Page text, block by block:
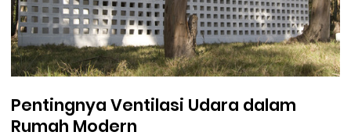
Pentingnya Ventilasi Udara dalam
Rumah Modern